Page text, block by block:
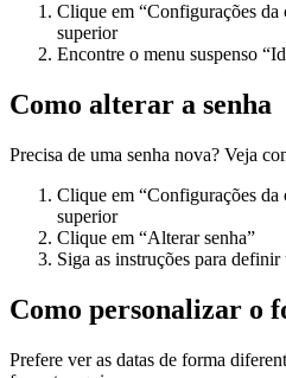
Clique em “Configurações da
superior
Encontre o menu suspenso
Como alterar a senha
Precisa de uma senha nova? Veja
Clique em “Configurações da
superior
Clique em “Alterar senha”
Siga as instruções para definir
Como personalizar o
Prefere ver as datas de forma